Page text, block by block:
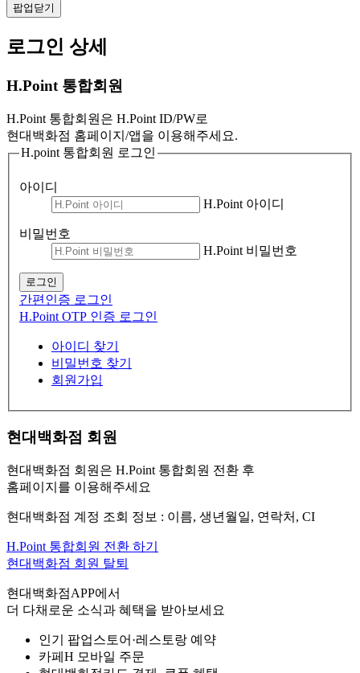
팝업닫기
로그인 상세
H.Point 통합회원
H.Point 통합회원은 H.Point ID/PW로
현대백화점 홈페이지/앱을 이용해주세요.
H.point 통합회원 로그인
아이디
H.Point 아이디
비밀번호
H.Point 비밀번호
로그인
간편인증 로그인
H.Point OTP 인증 로그인
아이디 찾기
비밀번호 찾기
회원가입
현대백화점 회원
현대백화점 회원은 H.Point 통합회원 전환 후
홈페이지를 이용해주세요
현대백화점 계정 조회 정보 : 이름, 생년월일, 연락처, CI
H.Point 통합회원 전환 하기
현대백화점 회원 탈퇴
현대백화점APP에서
더 다채로운 소식과 혜택을 받아보세요
인기 팝업스토어·레스토랑 예약
카페H 모바일 주문